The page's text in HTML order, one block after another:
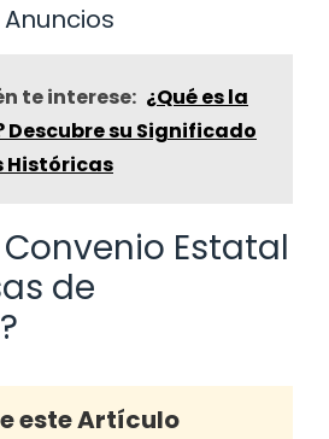
Anuncios
te interese: ¿Qué es la
Descubre su Significado
Históricas
Estatal
de
este Artículo